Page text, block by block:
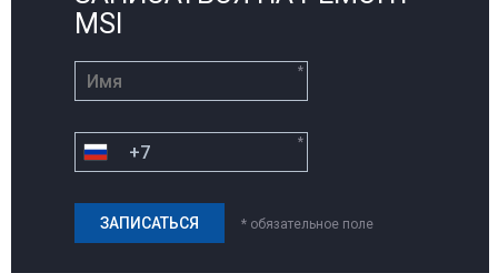
MSI
*
*
* обязательное поле